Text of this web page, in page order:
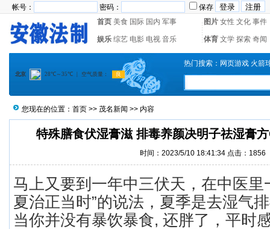
帐号： 密码：
保存
首页 美食 国际 国内 军事 图片 女性 文化 事件
娱乐 综艺 电影 电视 音乐 体育 文学 探索 奇闻
热门搜索： 网页游戏 火箭
您现在的位置： 首页 >> 茂名新闻 >> 内容
特殊膳食伏湿膏滋 排毒养颜决明子祛湿膏
时间：2023/5/10 18:41:34 点击：1856
马上又要到一年中三伏天，在中医里
夏治正当时”的说法，夏季是去湿气
当你并没有暴饮暴食, 还胖了，平时